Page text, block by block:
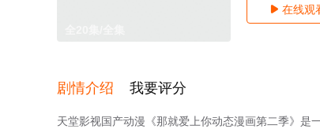
 在线观
剧情介绍 我要评分
天堂影视国产动漫《那就爱上你动态漫画第二季》